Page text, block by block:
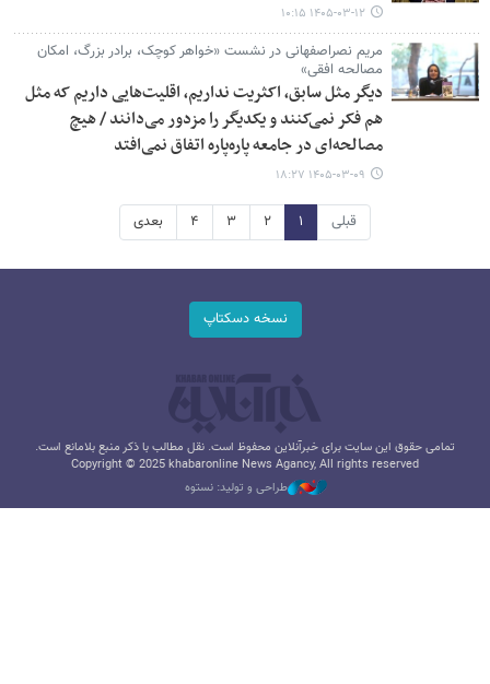
۱۴۰۵-۰۳-۱۲ ۱۰:۱۵
مریم نصراصفهانی در نشست «خواهر کوچک، برادر بزرگ، امکان
مصالحه افقی»
دیگر مثل سابق، اکثریت نداریم، اقلیت‌هایی داریم که مثل
هم فکر نمی‌کنند و یکدیگر را مزدور می‌دانند / هیچ
مصالحه‌ای در جامعه پاره‌پاره اتفاق نمی‌افتد
۱۴۰۵-۰۳-۰۹ ۱۸:۲۷
قبلی ۱ ۲ ۳ ۴ بعدی
نسخه دسکتاپ
تمامی حقوق این سایت برای خبرآنلاین محفوظ است. نقل مطالب با ذکر منبع بلامانع است.
Copyright © 2025 khabaronline News Agancy, All rights reserved
طراحی و تولید: نستوه